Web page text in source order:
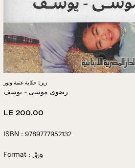
زين: حكاية عتمة ونور
رضوى موسى - يوسف
Regular
LE 200.00
ISBN : 9789777952132
Format : ورقى